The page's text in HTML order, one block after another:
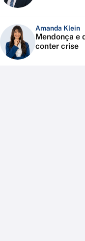
Amanda Klein
Mendonça e
conter crise